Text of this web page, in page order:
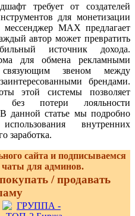
требует от создателей
для монетизации
MAX предлагает
автор может превратить
источник дохода.
для обмена рекламными
связующим звеном между
брендами.
этой системы позволяет
без потери лояльности
данной статье мы подробно
внутренних
заработка.
сайта и подписываемся
для админов.
/ продавать